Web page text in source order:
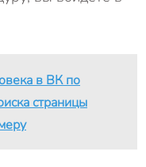
в ВК по
страницы